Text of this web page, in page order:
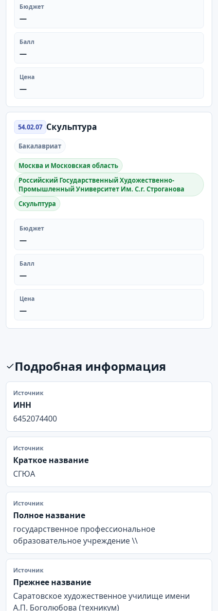
Бюджет
—
Балл
—
Цена
—
54.02.07 Скульптура
Бакалавриат
Москва и Московская область
Российский Государственный Художественно-
Промышленный Университет Им. С.г. Строганова
Скульптура
Бюджет
—
Балл
—
Цена
—
Подробная информация
Источник
ИНН
6452074400
Источник
Краткое название
СГЮА
Источник
Полное название
государственное профессиональное
образовательное учреждение \\
Источник
Прежнее название
Саратовское художественное училище имени
А.П. Боголюбова (техникум)